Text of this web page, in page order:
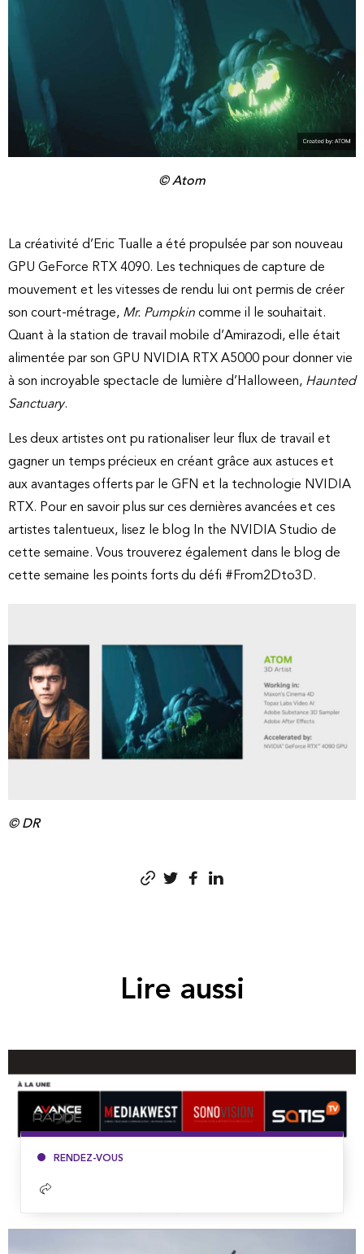
© Atom
La créativité d’Eric Tualle a été propulsée par son nouveau
GPU GeForce RTX 4090. Les techniques de capture de
mouvement et les vitesses de rendu lui ont permis de créer
son court-métrage, Mr. Pumpkin comme il le souhaitait.
Quant à la station de travail mobile d’Amirazodi, elle était
alimentée par son GPU NVIDIA RTX A5000 pour donner vie
à son incroyable spectacle de lumière d’Halloween, Haunted
Sanctuary.
Les deux artistes ont pu rationaliser leur flux de travail et
gagner un temps précieux en créant grâce aux astuces et
aux avantages offerts par le GFN et la technologie NVIDIA
RTX. Pour en savoir plus sur ces dernières avancées et ces
artistes talentueux, lisez le blog In the NVIDIA Studio de
cette semaine. Vous trouverez également dans le blog de
cette semaine les points forts du défi #From2Dto3D.
© DR
Lire aussi
RENDEZ-VOUS
Lire